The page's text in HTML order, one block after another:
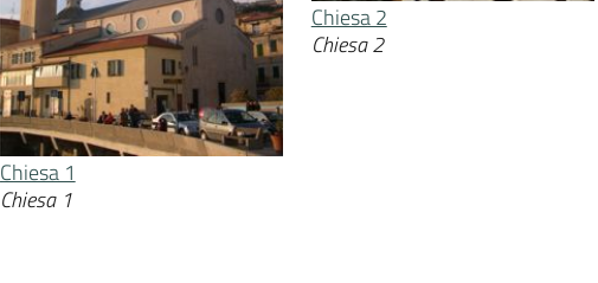
Chiesa 1
Chiesa 1
Chiesa 2
Chiesa 2